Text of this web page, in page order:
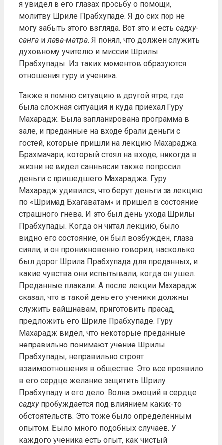
я увидел в его глазах просьбу о помощи,
молитву Шриле Прабхупаде. Я до сих пор не
могу забыть этого взгляда. Вот это и есть садху-
санга и лава-матра. Я понял, что должен служить
духовному учителю и миссии Шрилы
Прабхупады. Из таких моментов образуются
отношения гуру и ученика.
Также я помню ситуацию в другой ятре, где
была сложная ситуация и куда приехал Гуру
Махарадж. Была запланирована программа в
зале, и преданные на входе брали деньги с
гостей, которые пришли на лекцию Махараджа.
Брахмачари, который стоял на входе, никогда в
жизни не видел санньясии также попросил
деньги с пришедшего Махараджа. Гуру
Махарадж удивился, что берут деньги за лекцию
по «Шримад Бхагаватам» и пришел в состояние
страшного гнева. И это был день ухода Шрилы
Прабхупады. Когда он читал лекцию, было
видно его состояние, он был возбужден, глаза
сияли, и он проникновенно говорил, насколько
был дорог Шрила Прабхупада для преданных, и
какие чувства они испытывали, когда он ушел.
Преданные плакали. А после лекции Махарадж
сказал, что в такой день его ученики должны
служить вайшнавам, приготовить прасад,
предложить его Шриле Прабхупаде. Гуру
Махарадж видел, что некоторые преданные
неправильно понимают учение Шрилы
Прабхупады, неправильно строят
взаимоотношения в обществе. Это все проявило
в его сердце желание защитить Шрилу
Прабхупаду и его дело. Волна эмоций в сердце
садхупробуждается под влиянием каких-то
обстоятельств. Это тоже было определенным
опытом. Было много подобных случаев. У
каждого ученика есть опыт, как чистый